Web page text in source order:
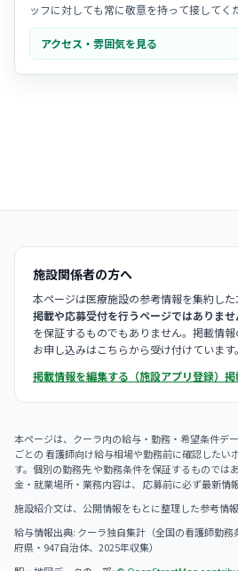
ッフに対しても常に敬意を持って接してく
慕って通う長年の患者さんも多く、院内は
- 現場ではベテランの看護師さん
が中心と
た時にはすぐに相談できる安心感がありま
アクセス・雰囲気を見る
施設関係者の方へ
本ページは医療施設の参考情報を集約した
掲載や応募受付を行うページではありませ
を保証するものでもありません。掲載情
お申し込みはこちらから受け付けています。
掲載情報を編集する（施設アプリ登録） 掲
本ページは、クーラ内の給与・勤務・希望条件デ
ごとの 看護師向け給与相場や勤務前に確認したい
す。個別の勤務先 や勤務条件を保証するものでは
金・就業場所・業務内容は、 応募前に必ず最新情
施設紹介文は、公開情報をもとに整理した参考情報
給与情報出典: クーラ独自集計（全国の看護師勤
府県・947自治体、2025年収集）